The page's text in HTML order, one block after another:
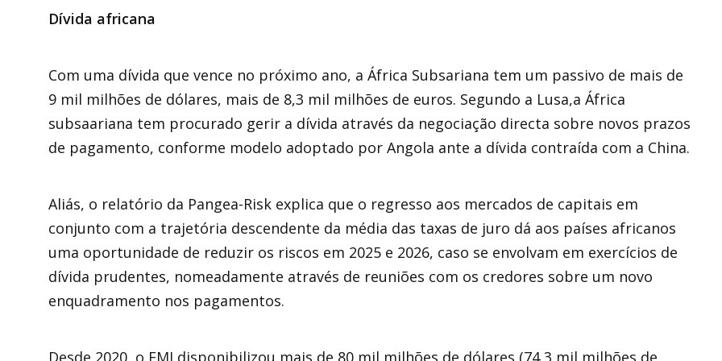
Dívida africana
Com uma dívida que vence no próximo ano, a África Subsariana tem um passivo de mais de
9 mil milhões de dólares, mais de 8,3 mil milhões de euros. Segundo a Lusa,a África
subsaariana tem procurado gerir a dívida através da negociação directa sobre novos prazos
de pagamento, conforme modelo adoptado por Angola ante a dívida contraída com a China.
Aliás, o relatório da Pangea-Risk explica que o regresso aos mercados de capitais em
conjunto com a trajetória descendente da média das taxas de juro dá aos países africanos
uma oportunidade de reduzir os riscos em 2025 e 2026, caso se envolvam em exercícios de
dívida prudentes, nomeadamente através de reuniões com os credores sobre um novo
enquadramento nos pagamentos.
Desde 2020, o FMI disponibilizou mais de 80 mil milhões de dólares (74,3 mil milhões de